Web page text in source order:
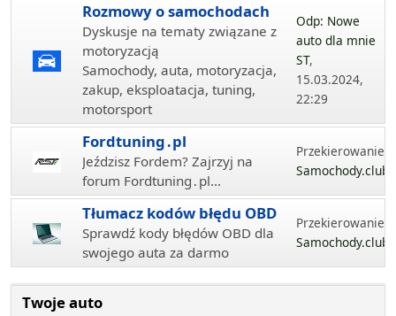
Rozmowy o samochodach
Dyskusje na tematy związane z
motoryzacją
Samochody, auta, motoryzacja,
zakup, eksploatacja, tuning,
motorsport
Odp: Nowe
auto dla mnie
ST,
15.03.2024,
22:29
Fordtuning․pl
Jeździsz Fordem? Zajrzyj na
forum Fordtuning․pl...
Przekierowanie...
Samochody.club
Tłumacz kodów błędu OBD
Sprawdź kody błędów OBD dla
swojego auta za darmo
Przekierowanie...
Samochody.club
Twoje auto